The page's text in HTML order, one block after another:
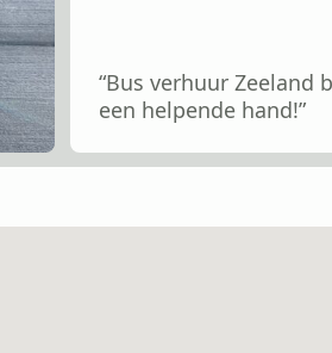
“Bus verhuur Zeeland
een helpende hand!”